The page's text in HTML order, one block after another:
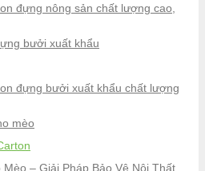
đựng nông sản chất lượng cao,
đựng bưởi xuất khẩu chất lượng
Mèo – Giải Pháp Bảo Vệ Nội Thất